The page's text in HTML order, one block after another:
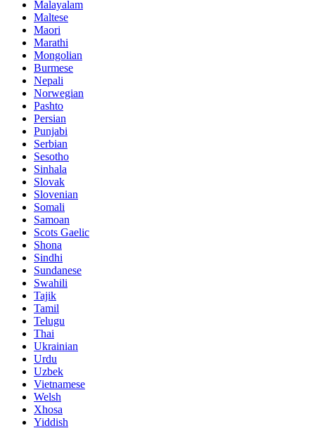
Malayalam
Maltese
Maori
Marathi
Mongolian
Burmese
Nepali
Norwegian
Pashto
Persian
Punjabi
Serbian
Sesotho
Sinhala
Slovak
Slovenian
Somali
Samoan
Scots Gaelic
Shona
Sindhi
Sundanese
Swahili
Tajik
Tamil
Telugu
Thai
Ukrainian
Urdu
Uzbek
Vietnamese
Welsh
Xhosa
Yiddish